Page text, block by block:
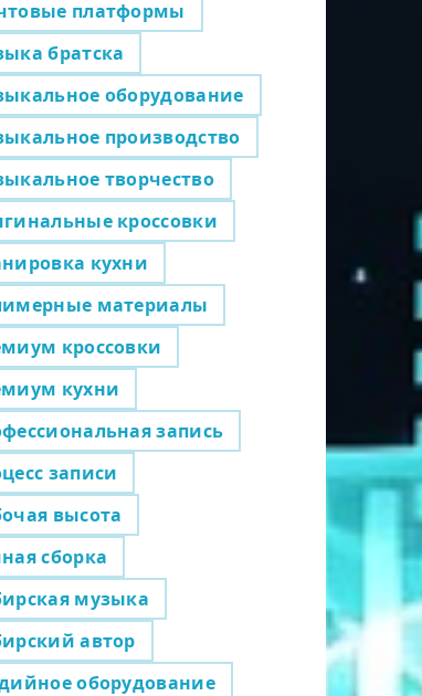
платформы
братска
оборудование
производство
творчество
кроссовки
кухни
материалы
кроссовки
кухни
запись
записи
высота
сборка
музыка
автор
оборудование